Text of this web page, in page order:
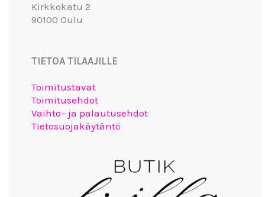
Kirkkokatu 2
90100 Oulu
TIETOA TILAAJILLE
Toimitustavat
Toimitusehdot
Vaihto– ja palautusehdot
Tietosuojakäytäntö